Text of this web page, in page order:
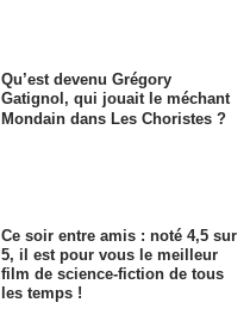
Qu’est devenu Grégory
Gatignol, qui jouait le méchant
Mondain dans Les Choristes ?
Ce soir entre amis : noté 4,5 sur
5, il est pour vous le meilleur
film de science-fiction de tous
les temps !